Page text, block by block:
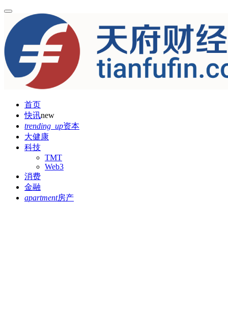
首页
快讯new
trending_up资本
大健康
科技
TMT
Web3
消费
金融
apartment房产